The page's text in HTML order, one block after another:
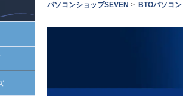
パソコンショップSEVEN > BTOパソコ